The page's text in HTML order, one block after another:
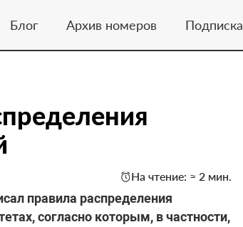
Блог Архив номеров Подписка
На чтение: ≈ 2 мин.
правила распределения
согласно которым, в частности,